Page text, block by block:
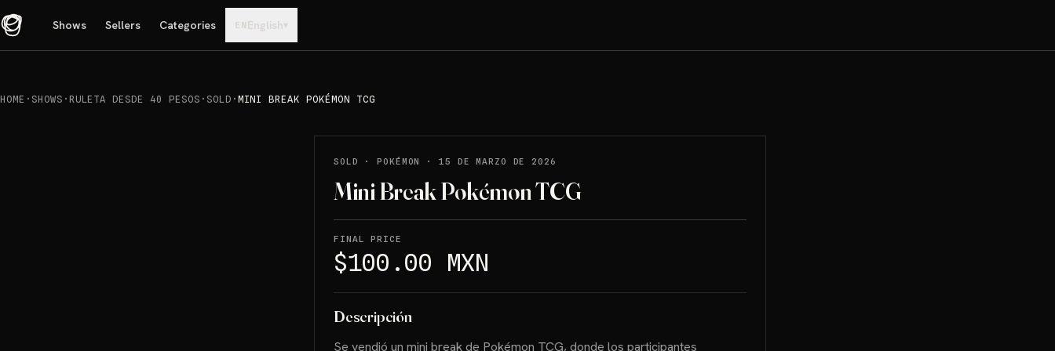
Shows Sellers Categories EN English▾
HOME · SHOWS · RULETA DESDE 40 PESOS · SOLD · MINI BREAK POKÉMON TCG
SOLD ·POKÉMON · 15 DE MARZO DE 2026
Mini Break Pokémon TCG
FINAL PRICE
$100.00 MXN
Descripción
Se vendió un mini break de Pokémon TCG, donde los participantes